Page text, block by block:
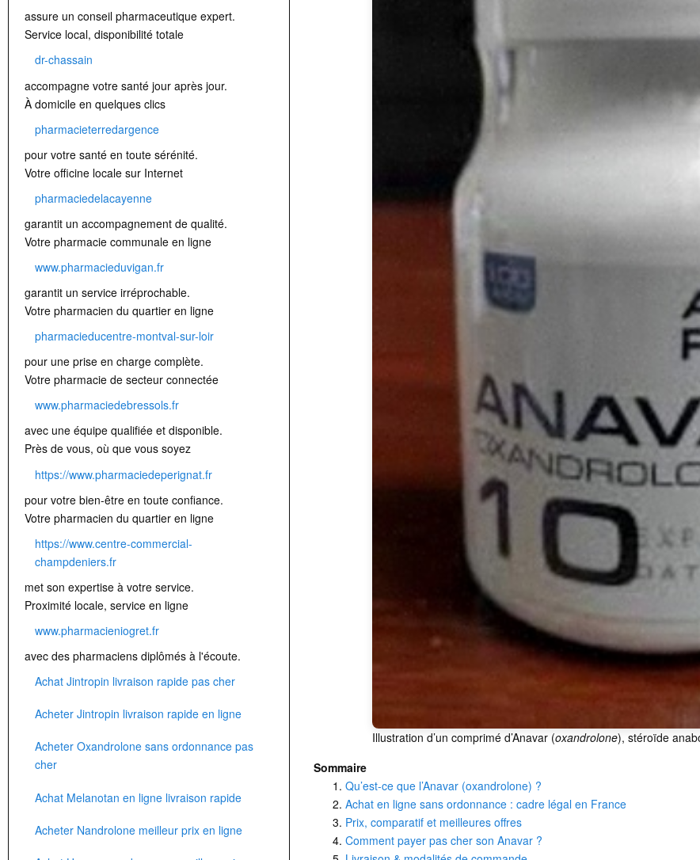
Illustration d’un comprimé d’Anavar (oxandrolone), stéroïde
Sommaire
Qu’est-ce que l’Anavar (oxandrolone) ?
Achat en ligne sans ordonnance : cadre légal en France
Prix, comparatif et meilleures offres
Comment payer pas cher son Anavar ?
assure un conseil pharmaceutique expert.
Service local, disponibilité totale
dr-chassain
accompagne votre santé jour après jour.
À domicile en quelques clics
pharmacieterredargence
pour votre santé en toute sérénité.
Votre officine locale sur Internet
pharmaciedelacayenne
garantit un accompagnement de qualité.
Votre pharmacie communale en ligne
www.pharmacieduvigan.fr
garantit un service irréprochable.
Votre pharmacien du quartier en ligne
pharmacieducentre-montval-sur-loir
pour une prise en charge complète.
Votre pharmacie de secteur connectée
www.pharmaciedebressols.fr
avec une équipe qualifiée et disponible.
Près de vous, où que vous soyez
https://www.pharmaciedeperignat.fr
pour votre bien-être en toute confiance.
Votre pharmacien du quartier en ligne
https://www.centre-commercial-
champdeniers.fr
met son expertise à votre service.
Proximité locale, service en ligne
www.pharmacieniogret.fr
avec des pharmaciens diplômés à l'écoute.
Achat Jintropin livraison rapide pas cher
Acheter Jintropin livraison rapide en ligne
Acheter Oxandrolone sans ordonnance pas
cher
Achat Melanotan en ligne livraison rapide
Acheter Nandrolone meilleur prix en ligne